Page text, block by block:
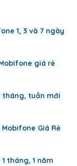
1, 3 và 7 ngày
giá rẻ
tháng, tuần mới
Giá Rẻ
tháng, 1 năm